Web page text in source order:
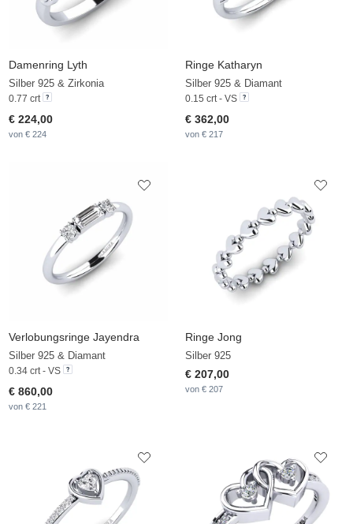
Damenring Lyth
Silber 925 & Zirkonia
0.77 crt
€ 224,00
von € 224
Ringe Katharyn
Silber 925 & Diamant
0.15 crt - VS
€ 362,00
von € 217
Verlobungsringe Jayendra
Silber 925 & Diamant
0.34 crt - VS
€ 860,00
von € 221
Ringe Jong
Silber 925
€ 207,00
von € 207